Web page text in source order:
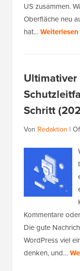
US zusammen.
Oberfläche neu
hat…
Ultimativer
Schritt
Von Redaktion |
Kommentare
Die gute
WordPress viel
denken, und…